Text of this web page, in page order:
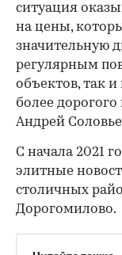
ситуация
на цены,
значительную
регулярным
объектов, так
более
Андрей
С начала 2021
элитные
столичных
Дорогомилово.